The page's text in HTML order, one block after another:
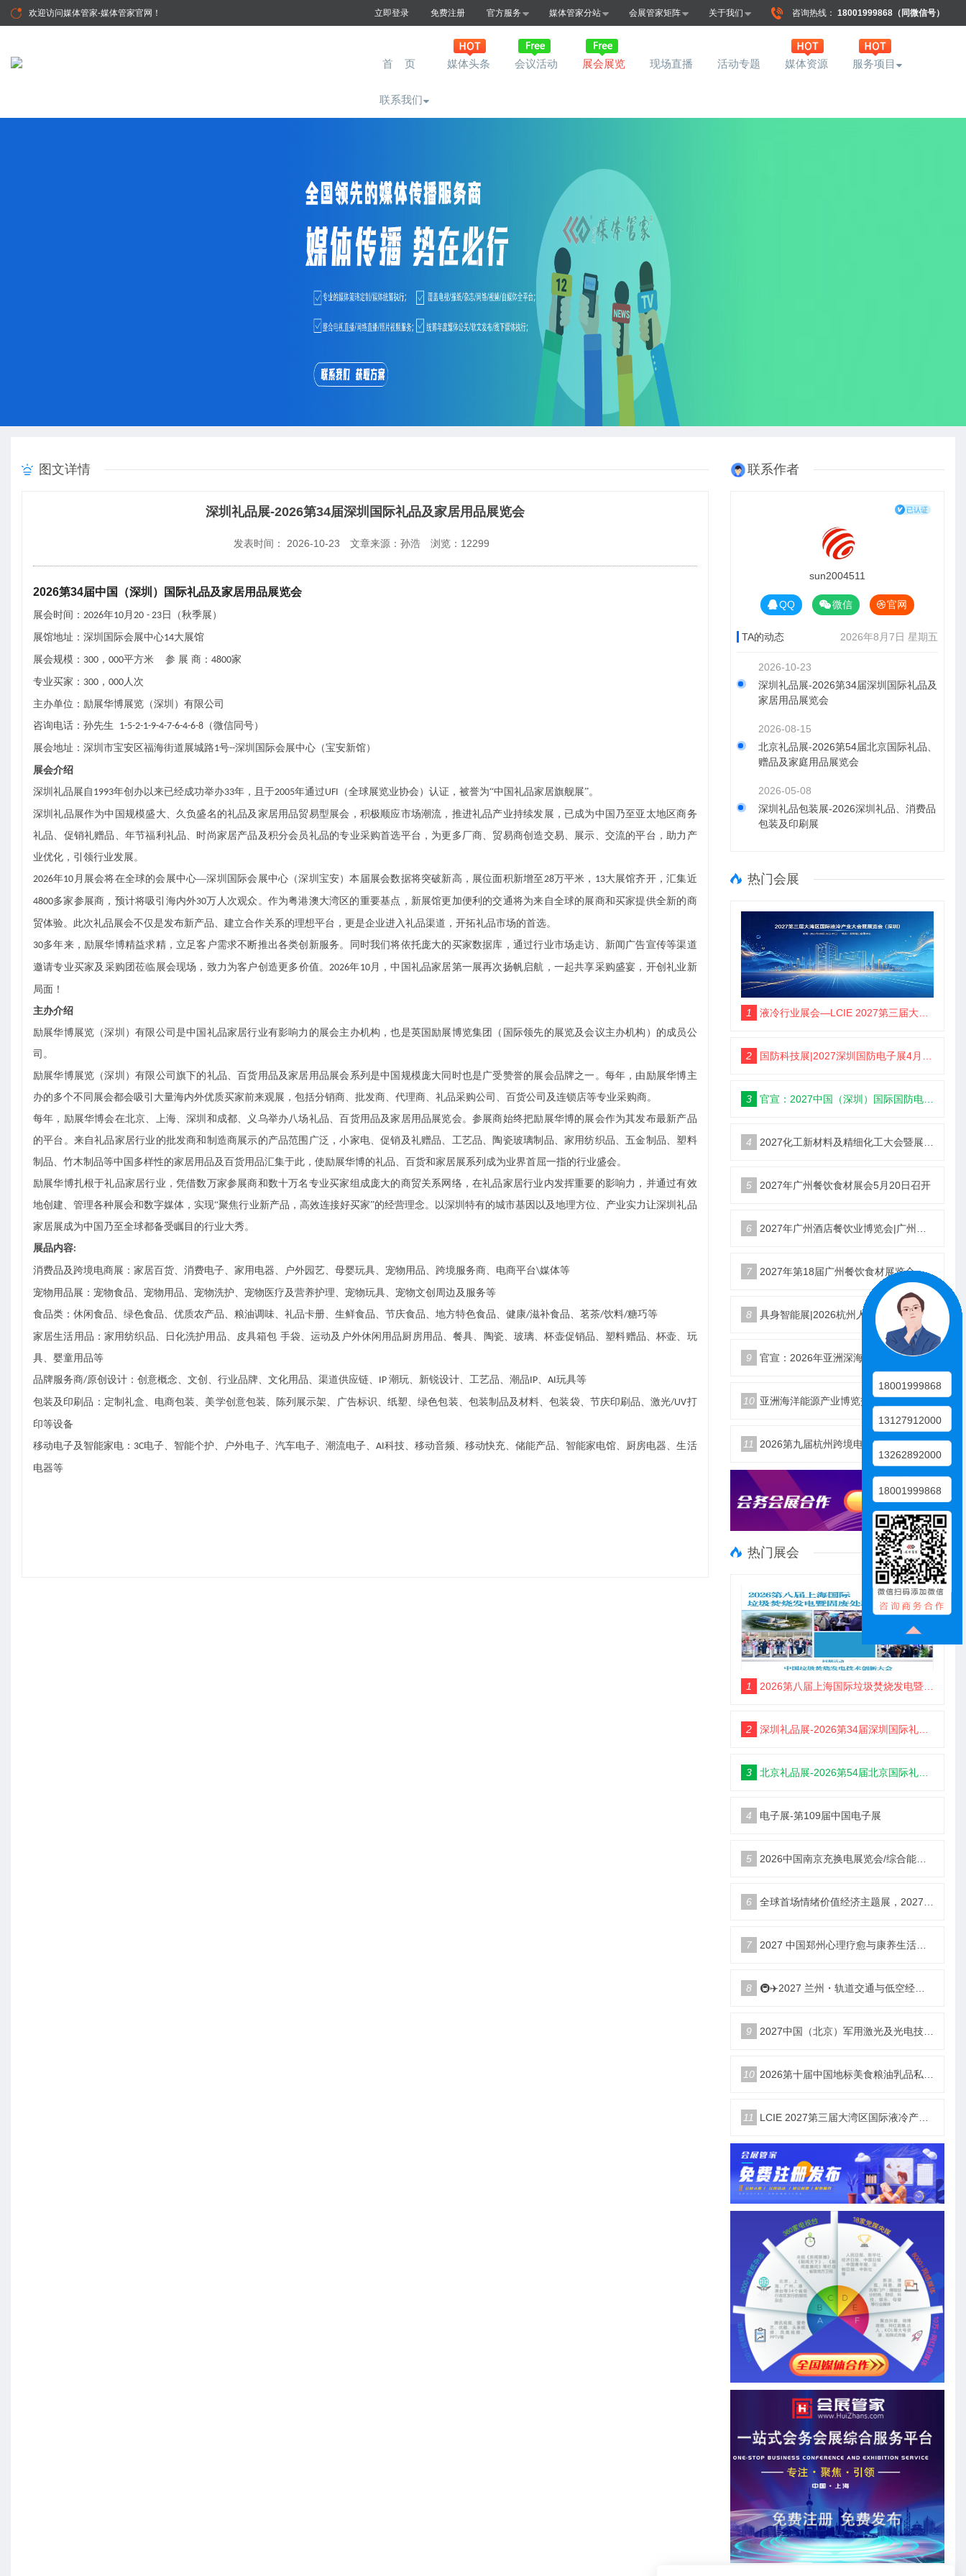
欢迎访问媒体管家-媒体管家官网 ！ 立即登录 免费注册 官方服务 媒体管家分站 会展管家矩阵 关于我们 咨询热线： 18001999868（同微信号）
首 页 媒体头条 会议活动 展会展览 现场直播 活动专题 媒体资源 服务项目
联系我们
图文详情
深圳礼品展-2026第34届深圳国际礼品及家居用品展览会
发表时间： 2026-10-23 文章来源：孙浩 浏览： 12299
2026第34届中国（深圳）国际礼品及家居用品展览会
展会时间： 2026年10月 20 - 23 日（秋季展）
展馆地址：深圳国际会展中心14大展馆
展会规模： 300 ， 000平方米 参 展 商： 4800家
专业买家： 300 ， 000人次
主办单位：励展华博展览（深圳）有限公司
咨询电话：孙先生
1-5-2-1-9-4-7-6-4-6-8 （微信同号）
展会地址：深圳市宝安区福海街道展城路1号--深圳国际会展中心（宝安新馆）
展会介绍
深圳礼品展自 1993年创办以来已经成功举办33年，且于2005年通过UFI （全球展览业协会）认证，被誉为“中国礼品家居旗舰展”。
深圳礼品展作为中国规模盛大、久负盛名的礼品及家居用品贸易型展会，积极顺应市场潮流，推进礼品产业持续发展，已成为中国乃至亚太地区商务
礼品、促销礼赠品、年节福利礼品、时尚家居产品及积分会员礼品的专业采购首选平台，为更多厂商、贸易商创造交易、展示、交流的平台，助力产
业优化，引领行业发展。
2026年10 月展会将在全球的会展中心—深圳国际会展中心（深圳宝安）本届展会数据将突破新高，展位面积新增至 28万平米， 13大展馆齐开，汇集近
4800多家参展商，预计将吸引海内外30万人次观众。作为粤港澳大湾区的重要基点，新展馆更加便利的交通将为来自全球的展商和买家提供全新的商
贸体验。此次礼品展会不仅是发布新产品、建立合作关系的理想平台，更是企业进入礼品渠道，开拓礼品市场的首选。
30多年来，励展华博精益求精，立足客户需求不断推出各类创新服务。同时我们将依托庞大的买家数据库，通过行业市场走访、新闻广告宣传等渠道
邀请专业买家及采购团莅临展会现场，致力为客户创造更多价值。2026年10月，中国礼品家居第一展再次扬帆启航，一起共享采购盛宴，开创礼业新
局面！
主办介绍
励展华博展览（深圳）有限公司是中国礼品家居行业有影响力的展会主办机构，也是英国励展博览集团（国际领先的展览及会议主办机构）的成员公
司。
励展华博展览（深圳）有限公司旗下的礼品、百货用品及家居用品展会系列是中国规模庞大同时也是广受赞誉的展会品牌之一。每年，由励展华博主
办的多个不同展会都会吸引大量海内外优质买家前来观展，包括分销商、批发商、代理商、礼品采购公司、百货公司及连锁店等专业采购商。
每年，励展华博会在北京、上海、深圳和成都、义乌举办八场礼品、百货用品及家居用品展览会。参展商始终把励展华博的展会作为其发布最新产品
的平台。来自礼品家居行业的批发商和制造商展示的产品范围广泛，小家电、促销及礼赠品、工艺品、陶瓷玻璃制品、家用纺织品、五金制品、塑料
制品、竹木制品等中国多样性的家居用品及百货用品汇集于此，使励展华博的礼品、百货和家居展系列成为业界首屈一指的行业盛会。
励展华博扎根于礼品家居行业，凭借数万家参展商和数十万名专业买家组成庞大的商贸关系网络，在礼品家居行业内发挥重要的影响力，并通过有效
地创建、管理各种展会和数字媒体，实现“聚焦行业新产品，高效连接好买家”的经营理念。以深圳特有的城市基因以及地理方位、产业实力让深圳礼品
家居展成为中国乃至全球都备受瞩目的行业大秀。
展品内容:
消费品及跨境电商展：家居百货、消费电子、家用电器、户外园艺、母婴玩具、宠物用品、跨境服务商、电商平台\媒体等
宠物用品展：宠物食品、宠物用品、宠物洗护、宠物医疗及营养护理、宠物玩具、宠物文创周边及服务等
食品类：休闲食品、绿色食品、优质农产品、粮油调味、礼品卡册、生鲜食品、节庆食品、地方特色食品、健康/滋补食品、茗茶/饮料/糖巧等
家居生活用品：家用纺织品、日化洗护用品、皮具箱包 手袋、运动及户外休闲用品厨房用品、餐具、陶瓷、玻璃、杯壶促销品、塑料赠品、杯壶、玩
具、婴童用品等
品牌服务商/原创设计：创意概念、文创、行业品牌、文化用品、渠道供应链、 IP 潮玩、新锐设计、工艺品、潮品IP、 AI玩具等
包装及印刷品：定制礼盒、电商包装、美学创意包装、陈列展示架、广告标识、纸塑、绿色包装、包装制品及材料、包装袋、节庆印刷品、激光/UV打
印等设备
移动电子及智能家电： 3C电子、智能个护、户外电子、汽车电子、潮流电子、 AI科技、移动音频、移动快充、储能产品、智能家电馆、厨房电器、生活
电器等
联系作者
sun2004511
QQ 微信 官网
TA的动态 2026年8月7日 星期五
2026-10-23
深圳礼品展-2026第34届深圳国际礼品及
家居用品展览会
2026-08-15
北京礼品展-2026第54届北京国际礼品、
赠品及家庭用品展览会
2026-05-08
深圳礼品包装展-2026深圳礼品、消费品
包装及印刷展
热门会展
1 液冷行业展会—LCIE 2027第三届大湾区国际液冷产业大会暨展览会（深圳）
2 国防科技展|2027深圳国防电子展4月9日启幕
3 官宣：2027中国（深圳）国际国防电子博览会
4 2027化工新材料及精细化工大会暨展览会定档苏州
5 2027年广州餐饮食材展会5月20日召开
6 2027年广州酒店餐饮业博览会|广州餐博会
7 2027年第18届广州餐饮食材展览会
8 具身智能展|2026杭州人形机器人展|仿生机器人展5月启幕
9 官宣：2026年亚洲深海开发与海底作业装备博览交易会
10 亚洲海洋能源产业博览交易会2026年12月18日举办
11 2026第九届杭州跨境电商生态展10月25日启幕
热门展会
1 2026第八届上海国际垃圾焚烧发电暨固废处理技术展览会
2 深圳礼品展-2026第34届深圳国际礼品及家居用品展览会
3 北京礼品展-2026第54届北京国际礼品、赠品及家庭用品展览会
4 电子展-第109届中国电子展
5 2026中国南京充换电展览会/综合能源服务站博览会
6 全球首场情绪价值经济主题展，2027郑州国际情绪价值经济博览会
7 2027 中国郑州心理疗愈与康养生活产业博览会
8 🚇✈️2027 兰州・轨道交通与低空经济展览会即将启幕！
9 2027中国（北京）军用激光及光电技术展览会
10 2026第十届中国地标美食粮油乳品私域新渠道团长大会
11 LCIE 2027第三届大湾区国际液冷产业大会暨展览会（深圳）
18001999868
13127912000
13262892000
18001999868